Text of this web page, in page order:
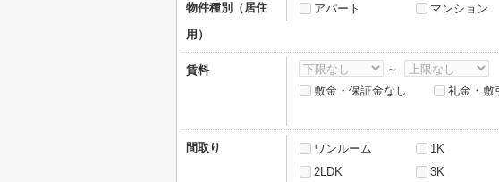
物件種別（居住
用）
アパート マンション
賃料
～
敷金・保証金なし
礼金・敷
間取り ワンルーム 1K
2LDK
3K